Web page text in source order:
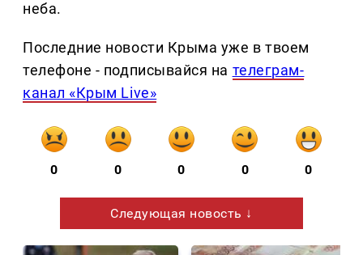
неба.
Последние новости Крыма уже в твоем
телефоне - подписывайся на телеграм-
канал «Крым Live»
0 0 0 0 0
Следующая новость ↓